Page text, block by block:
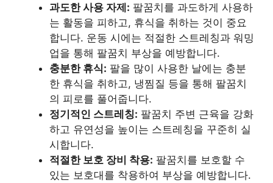
과도한 사용 자제: 팔꿈치를 과도하게 사용하
는 활동을 피하고, 휴식을 취하는 것이 중요
합니다. 운동 시에는 적절한 스트레칭과 워밍
업을 통해 팔꿈치 부상을 예방합니다.
충분한 휴식: 팔을 많이 사용한 날에는 충분
한 휴식을 취하고, 냉찜질 등을 통해 팔꿈치
의 피로를 풀어줍니다.
정기적인 스트레칭: 팔꿈치 주변 근육을 강화
하고 유연성을 높이는 스트레칭을 꾸준히 실
시합니다.
적절한 보호 장비 착용: 팔꿈치를 보호할 수
있는 보호대를 착용하여 부상을 예방합니다.